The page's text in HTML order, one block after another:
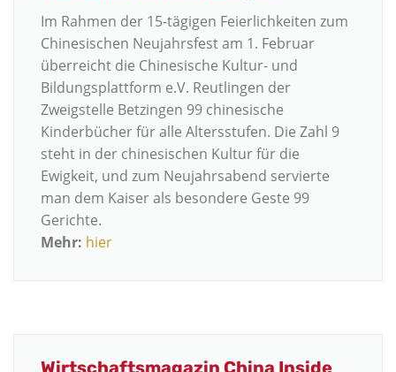
Im Rahmen der 15-tägigen Feierlichkeiten zum
Chinesischen Neujahrsfest am 1. Februar
überreicht die Chinesische Kultur- und
Bildungsplattform e.V. Reutlingen der
Zweigstelle Betzingen 99 chinesische
Kinderbücher für alle Altersstufen. Die Zahl 9
steht in der chinesischen Kultur für die
Ewigkeit, und zum Neujahrsabend servierte
man dem Kaiser als besondere Geste 99
Gerichte.
Mehr: hier
Wirtschaftsmagazin China Inside